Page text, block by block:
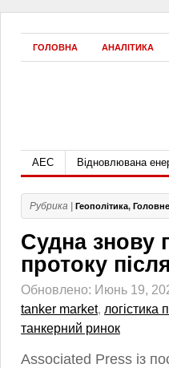
ГОЛОВНА АНАЛІТИКА
АЕС Відновлювана
Рубрика | Геополітика, Головне
Судна знову
протоку
Обновлено: Июнь 19,
tanker market, логістика
танкерний ринок
Associated Press із